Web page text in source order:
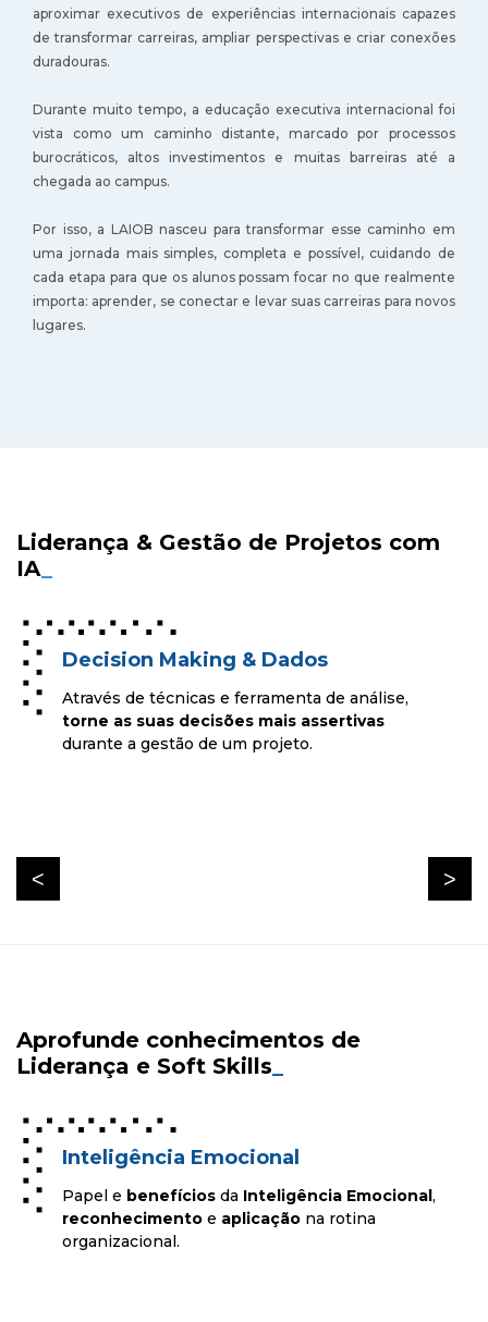
aproximar executivos de experiências internacionais capazes
de transformar carreiras, ampliar perspectivas e criar conexões
duradouras.
Durante muito tempo, a educação executiva internacional foi
vista como um caminho distante, marcado por processos
burocráticos, altos investimentos e muitas barreiras até a
chegada ao campus.
Por isso, a LAIOB nasceu para transformar esse caminho em
uma jornada mais simples, completa e possível, cuidando de
cada etapa para que os alunos possam focar no que realmente
importa: aprender, se conectar e levar suas carreiras para novos
lugares.
Liderança & Gestão de Projetos com
IA
Decision Making & Dados
Através de técnicas e ferramenta de análise,
torne as suas decisões mais assertivas
durante a gestão de um projeto.
Aprofunde conhecimentos de
Liderança e Soft Skills
Inteligência Emocional
Papel e benefícios da Inteligência Emocional ,
reconhecimento e aplicação na rotina
organizacional.